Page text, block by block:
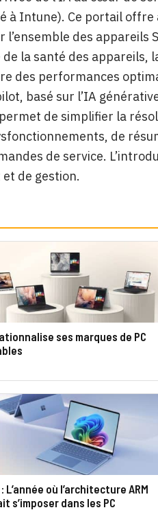
à Intune). Ce portail
des appareils
la santé des appareils,
des performances
basé sur l’IA
de simplifier la
de
de service.
de gestion.
ses marques de PC
L’année où l’architecture ARM
s’imposer dans les PC